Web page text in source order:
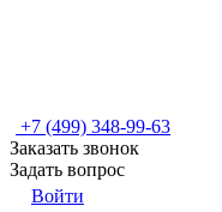
+7 (499) 348-99-63
Заказать звонок
Задать вопрос
Войти